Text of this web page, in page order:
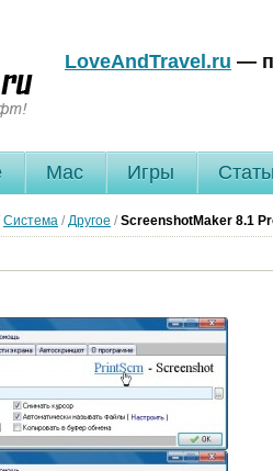
LoveAndTravel.ru —
Mac Игры
Система / Другое / ScreenshotMaker 8.1